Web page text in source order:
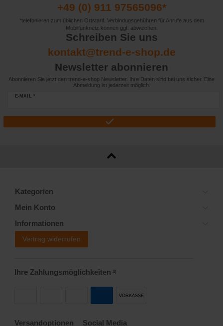
+49 (0) 911 97565096*
*telefonieren zum üblichen Ortstarif. Verbindugsgebühren für Anrufe aus dem
Mobilfunknetz können ggf. abweichen.
Schreiben Sie uns
kontakt@trend-e-shop.de
Newsletter abonnieren
Abonnieren Sie jetzt den trend-e-shop Newsletter. Ihre Daten sind bei uns sicher. Eine
Abmeldung ist jederzeit möglich.
E-MAIL *
Kategorien
Mein Konto
Informationen
Vertrag widerrufen
Ihre Zahlungsmöglichkeiten 2)
VORKASSE
Versandoptionen Social Media